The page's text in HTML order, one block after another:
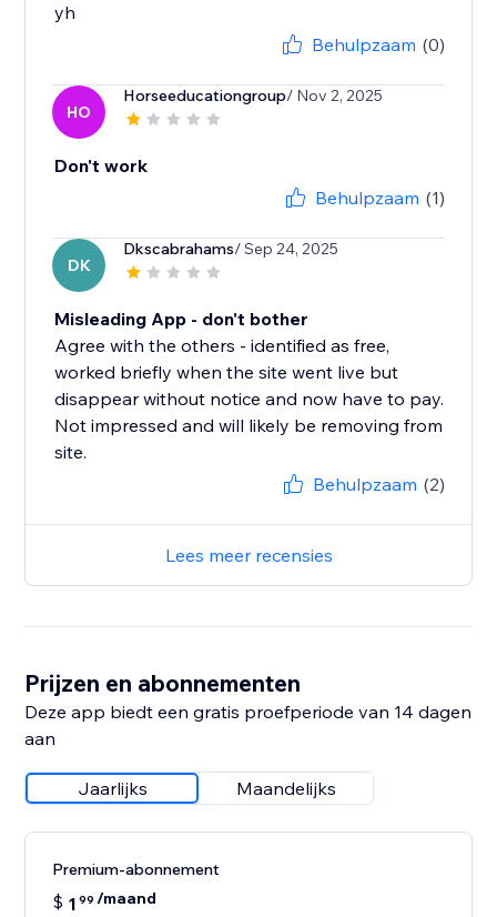
yh
Behulpzaam (0)
HO
Horseeducationgroup/ Nov 2, 2025
Don't work
Behulpzaam (1)
DK
Dkscabrahams/ Sep 24, 2025
Misleading App - don't bother
Agree with the others - identified as free,
worked briefly when the site went live but
disappear without notice and now have to pay.
Not impressed and will likely be removing from
site.
Behulpzaam (2)
Lees meer recensies
Prijzen en abonnementen
Deze app biedt een gratis proefperiode van 14 dagen
aan
Jaarlijks Maandelijks
Premium-abonnement
$ 1 99 /maand